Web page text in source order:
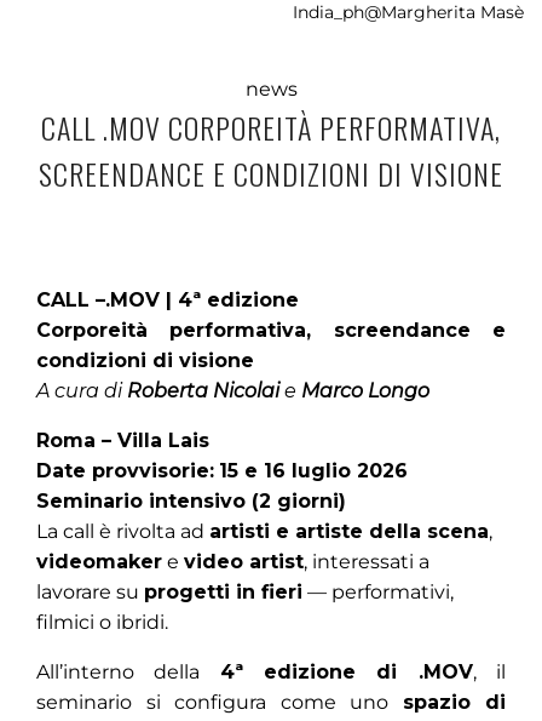
India_ph@Margherita Masè
news
CALL .MOV CORPOREITÀ PERFORMATIVA,
SCREENDANCE E CONDIZIONI DI VISIONE
CALL –.MOV | 4ª edizione
Corporeità performativa, screendance e
condizioni di visione
A cura di Roberta Nicolaie Marco Longo
Roma – Villa Lais
Date provvisorie: 15 e 16 luglio 2026
Seminario intensivo (2 giorni)
La call è rivolta ad artisti e artiste della scena,
videomaker e video artist, interessati a
lavorare su progetti in fieri — performativi,
filmici o ibridi.
All’interno della 4ª edizione di .MOV, il
seminario si configura come uno spazio di